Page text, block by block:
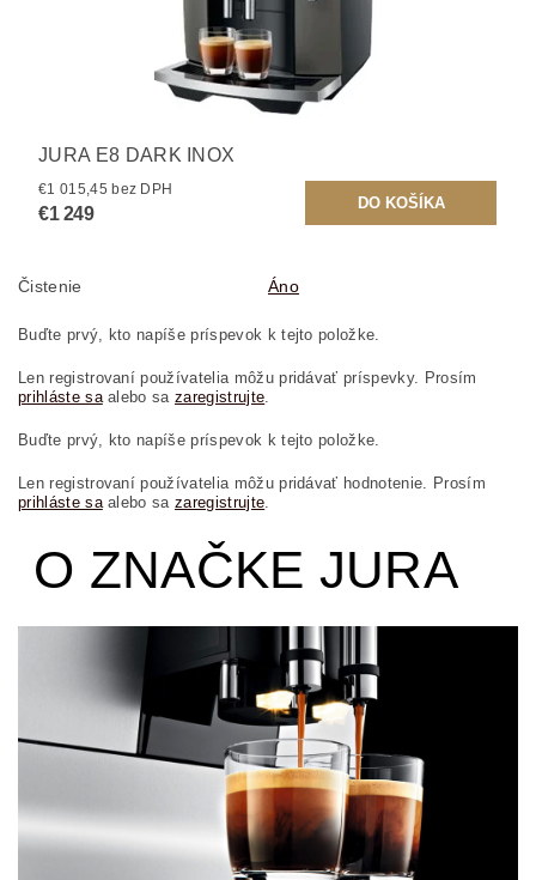
JURA E8 DARK INOX
€1 015,45 bez DPH
€1 249
Čistenie Áno
Buďte prvý, kto napíše príspevok k tejto položke.
Len registrovaní používatelia môžu pridávať príspevky. Prosím
prihláste saalebo sazaregistrujte.
Buďte prvý, kto napíše príspevok k tejto položke.
Len registrovaní používatelia môžu pridávať hodnotenie. Prosím
prihláste saalebo sazaregistrujte.
O ZNAČKE JURA